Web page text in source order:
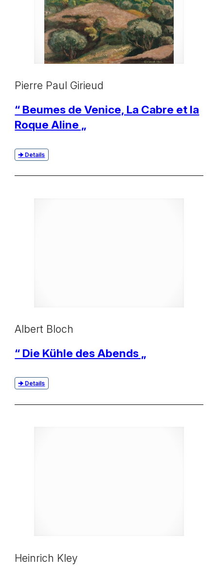
Pierre Paul Girieud
“ Beumes de Venice, La Cabre et la
Roque Aline „
Details
Albert Bloch
“ Die Kühle des Abends „
Details
Heinrich Kley